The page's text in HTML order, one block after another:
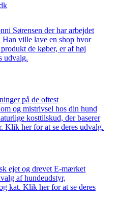
Sørensen der har arbejdet
Han ville lave en shop hvor
de køber, er af høj
udvalg.
på de oftest
og mistrivsel hos din hund
kosttilskud, der baserer
Klik her for at se deres udvalg.
ejet og drevet E-mærket
af hundeudstyr,
kat. Klik her for at se deres